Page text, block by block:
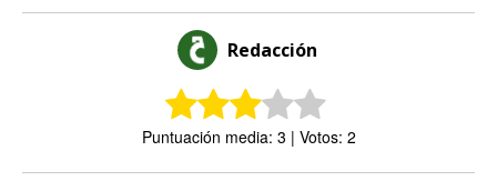
Redacción
Puntuación media: 3 | Votos: 2